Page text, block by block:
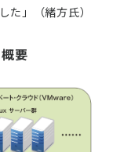
た」（緒方氏）
要